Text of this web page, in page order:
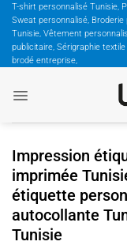
Passer
contenu
T-shirt personnalisé Tunisie,
Sweat personnalisé,
Tunisie, Vêtement
publicitaire, Sérigraphie
brodé entreprise,
Impression
imprimée
étiquette
autocollante
Tunisie